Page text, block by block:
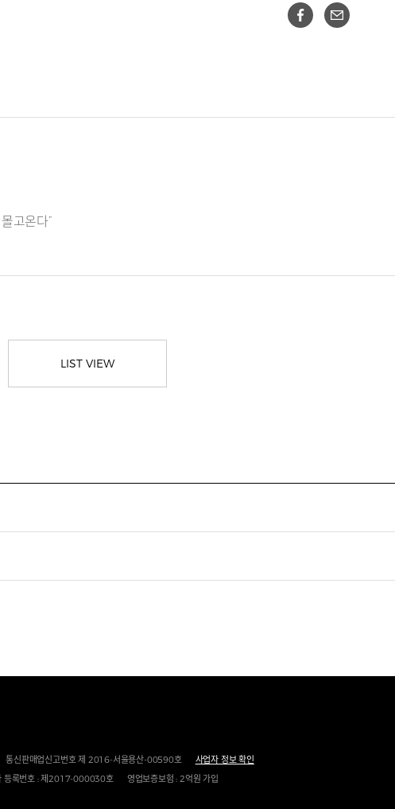
고온다”
LIST VIEW
통신판매업신고번호 제 2016-서울용산-00590호
사업자 정보 확인
등록번호 : 제2017-000030호
영업보증보험 : 2억원 가입